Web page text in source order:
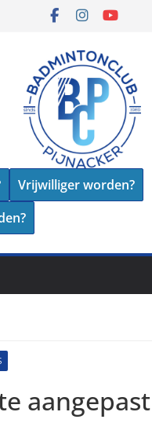
Vrijwilliger worden?
aangepast